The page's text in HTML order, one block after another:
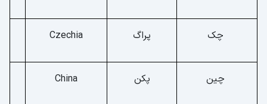
چک پراگ Czechia
چین پکن China